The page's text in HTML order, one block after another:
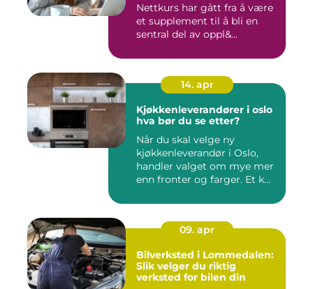
Nettkurs har gått fra å være
et supplement til å bli en
sentral del av oppl&...
14. apr
Kjøkkenleverandører i oslo
hva bør du se etter?
Når du skal velge ny
kjøkkenleverandør i Oslo,
handler valget om mye mer
enn fronter og farger. Et k...
09. apr
Bilverksted i Lommedalen:
Slik velger du riktig
verksted for bilen din